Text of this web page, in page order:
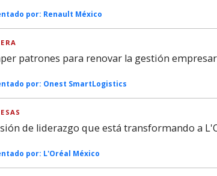
por: Renault México
patrones para renovar la gestión
por: Onest SmartLogistics
de liderazgo que está transformando a
por: L'Oréal México